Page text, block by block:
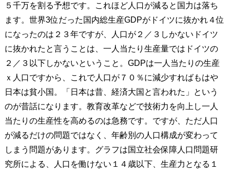
５千万を割る予想です。これほど人口が減ると国力は落ち
ます。世界3位だった国内総生産GDPがドイツに抜かれ４位
になったのは２３年ですが、人口が２／３しかないドイツ
に抜かれたと言うことは、一人当たり生産量ではドイツの
２／３以下しかないということ。GDPは一人当たりの生産
ｘ人口ですから、これで人口が７０％に減少すればもはや
日本は貧小国。「日本は昔、経済大国と言われた」という
のが昔話になります。教育改革などで技術力を向上し一人
当たりの生産性を高めるのは急務です。ですが、ただ人口
が減るだけの問題ではなく、年齢別の人口構成が変わって
しまう問題があります。グラフは国立社会保障人口問題研
究所による、人口を働けない１４歳以下、生産力となる１